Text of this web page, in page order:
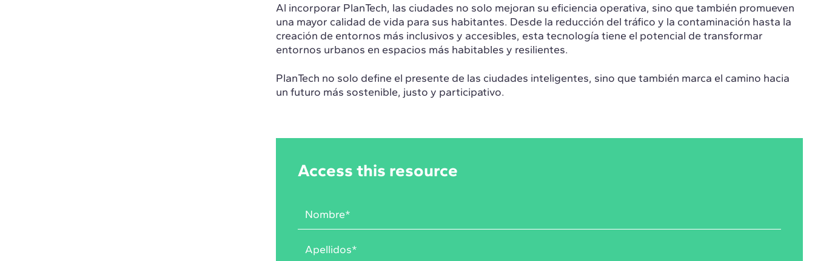
Al incorporar PlanTech, las ciudades no solo mejoran su eficiencia operativa, sino que también promueven
una mayor calidad de vida para sus habitantes. Desde la reducción del tráfico y la contaminación hasta la
creación de entornos más inclusivos y accesibles, esta tecnología tiene el potencial de transformar
entornos urbanos en espacios más habitables y resilientes.
PlanTech no solo define el presente de las ciudades inteligentes, sino que también marca el camino hacia
un futuro más sostenible, justo y participativo.
Access this resource